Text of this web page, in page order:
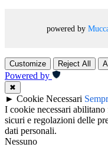
powered by
Customize Reject All
Powered by
✖
► Cookie Necessari
I cookie necessari
sicuri e regolazioni delle
dati personali.
Nessuno